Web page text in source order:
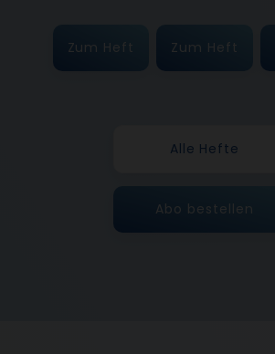
Zum Heft Zum Heft
Alle Hefte
Abo bestellen